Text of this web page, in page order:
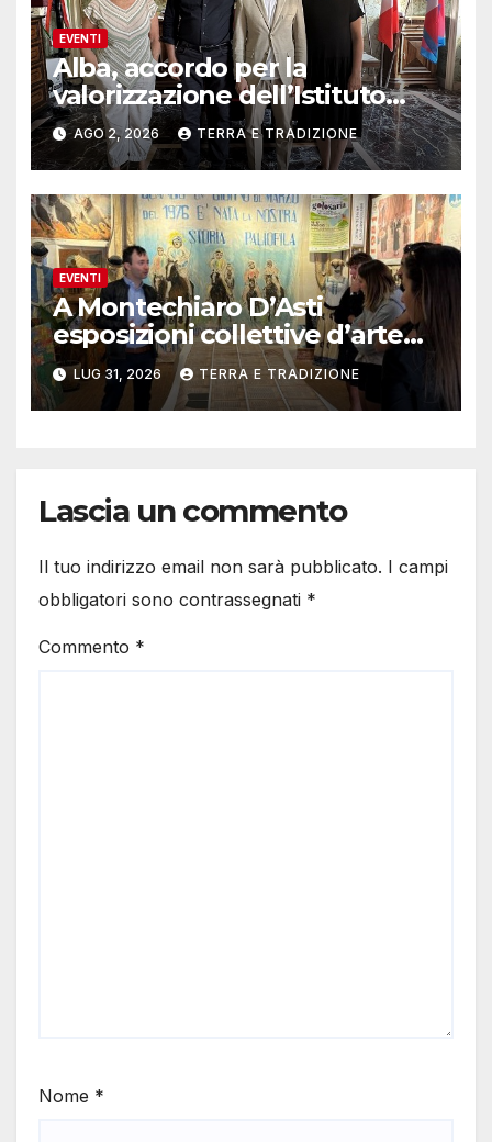
EVENTI
Alba, accordo per la
valorizzazione dell’Istituto
musicale Rocca
AGO 2, 2026 TERRA E TRADIZIONE
EVENTI
A Montechiaro D’Asti
esposizioni collettive d’arte
contemporanea
LUG 31, 2026 TERRA E TRADIZIONE
Lascia un commento
Il tuo indirizzo email non sarà pubblicato. I campi
obbligatori sono contrassegnati *
Commento *
Nome *